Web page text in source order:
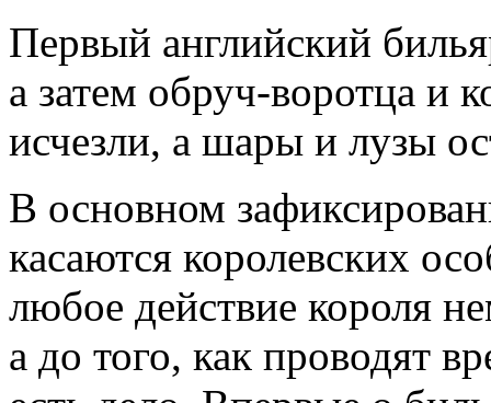
Первый английский
а затем обруч-воротца и
исчезли, а шары и лузы
В основном
касаются королевских
любое действие короля
а до того, как проводят